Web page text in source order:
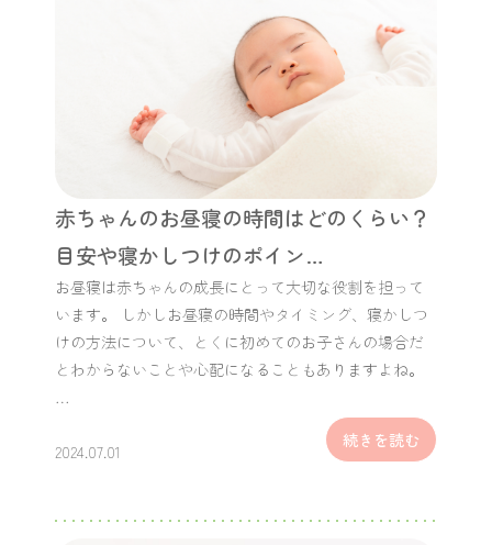
赤ちゃんのお昼寝の時間はどのくらい？
目安や寝かしつけのポイン…
お昼寝は赤ちゃんの成長にとって大切な役割を担って
います。 しかしお昼寝の時間やタイミング、寝かしつ
けの方法について、とくに初めてのお子さんの場合だ
とわからないことや心配になることもありますよね。
…
2024.07.01
続きを読む